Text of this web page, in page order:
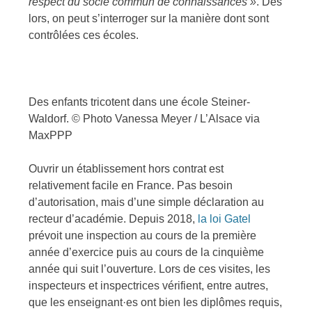
lors, on peut s’interroger sur la manière dont sont
contrôlées ces écoles.
Des enfants tricotent dans une école Steiner-
Waldorf.© Photo Vanessa Meyer / L’Alsace via
MaxPPP
Ouvrir un établissement hors contrat est
relativement facile en France. Pas besoin
d’autorisation, mais d’une simple déclaration au
recteur d’académie. Depuis 2018, la loi Gatel
prévoit une inspection au cours de la première
année d’exercice puis au cours de la cinquième
année qui suit l’ouverture. Lors de ces visites, les
inspecteurs et inspectrices vérifient, entre autres,
que les enseignant·es ont bien les diplômes requis,